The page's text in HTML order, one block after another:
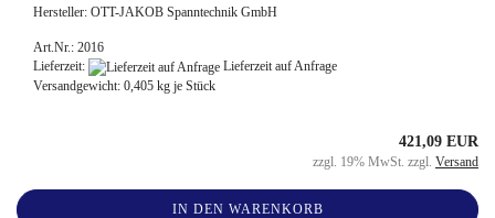
Hersteller: OTT-JAKOB Spanntechnik GmbH
Art.Nr.: 2016
Lieferzeit:
Lieferzeit auf Anfrage
Versandgewicht: 0,405 kg je Stück
421,09 EUR
zzgl. 19% MwSt. zzgl. Versand
IN DEN WARENKORB